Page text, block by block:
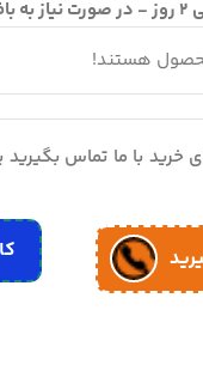
هستند!
خرید با ما تماس